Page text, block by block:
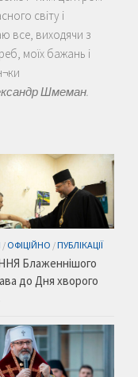
світу і
все, виходячи з
моїх бажань і
Шмеман.
/ ОФІЦІЙНО /ПУБЛІКАЦІЇ
Блаженнішого
до Дня хворого